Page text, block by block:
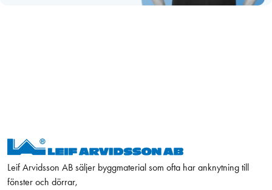
Leif Arvidsson AB säljer byggmaterial som ofta har anknytning till
fönster och dörrar,